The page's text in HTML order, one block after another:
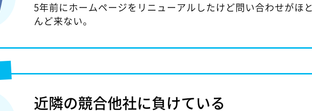
5年前にホームページをリニューアルしたけど問い合わせがほと
んど来ない。
近隣の競合他社に負けている